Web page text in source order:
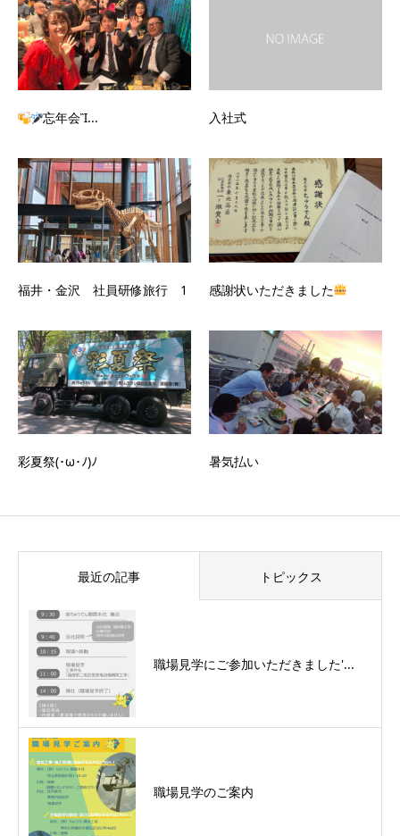
忘年会Ἲ... 入社式
福井・金沢 社員研修旅行 1 感謝状いただきました
彩夏祭(･ω･ﾉ)ﾉ 暑気払い
最近の記事 トピックス
職場見学にご参加いただきました'...
職場見学のご案内